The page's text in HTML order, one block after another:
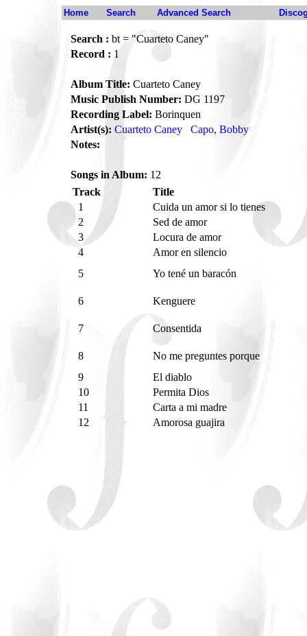
Home Search Advanced Search
Search : bt = "Cuarteto Caney"
Record : 1
Album Title: Cuarteto Caney
Music Publish Number: DG 1197
Recording Label: Borinquen
Artist(s): Cuarteto Caney
Capo, Bobby
Notes:
Songs in Album: 12
Track
Title
1
Cuida un amor si lo tienes
2
Sed de amor
3
Locura de amor
4
Amor en silencio
5
Yo tené un baracón
6 Kenguere
7 Consentida
8
No me preguntes porque
9
El diablo
10
Permita Dios
11
Carta a mi madre
12
Amorosa guajira